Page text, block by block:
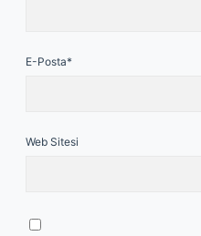
E-Posta*
Web Sitesi